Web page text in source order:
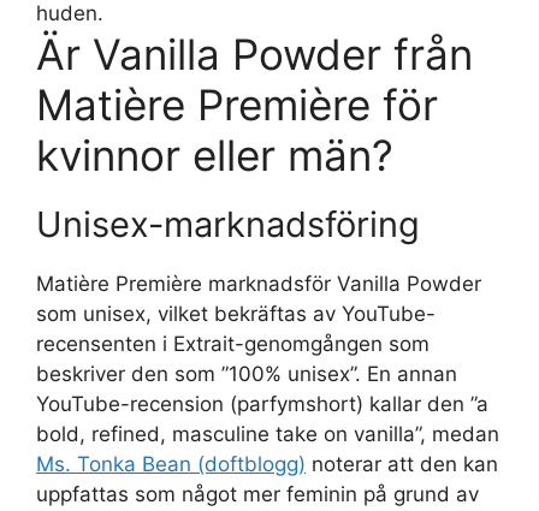
huden.
Är Vanilla Powder från
Matière Première för
kvinnor eller män?
Unisex-marknadsföring
Matière Première marknadsför Vanilla Powder
som unisex, vilket bekräftas av YouTube-
recensenten i Extrait-genomgången som
beskriver den som ”100% unisex”. En annan
YouTube-recension (parfymshort) kallar den ”a
bold, refined, masculine take on vanilla”, medan
Ms. Tonka Bean (doftblogg) noterar att den kan
uppfattas som något mer feminin på grund av